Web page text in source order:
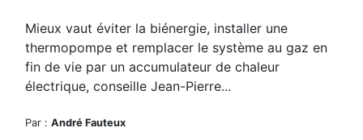
Mieux vaut éviter la biénergie, installer une
thermopompe et remplacer le système au gaz en
fin de vie par un accumulateur de chaleur
électrique, conseille Jean-Pierre...
Par : André Fauteux